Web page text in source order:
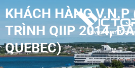
p
t
KHÁCH HÀNG V.N.P
TRÌNH QIIP 2014,
QUEBEC)